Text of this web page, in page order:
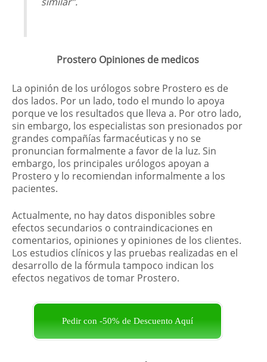
Prostero Opiniones de medicos
La opinión de los urólogos sobre Prostero es de
dos lados. Por un lado, todo el mundo lo apoya
porque ve los resultados que lleva a. Por otro lado,
sin embargo, los especialistas son presionados por
grandes compañías farmacéuticas y no se
pronuncian formalmente a favor de la luz. Sin
embargo, los principales urólogos apoyan a
Prostero y lo recomiendan informalmente a los
pacientes.
Actualmente, no hay datos disponibles sobre
efectos secundarios o contraindicaciones en
comentarios, opiniones y opiniones de los clientes.
Los estudios clínicos y las pruebas realizadas en el
desarrollo de la fórmula tampoco indican los
efectos negativos de tomar Prostero.
Pedir con -50% de Descuento Aquí